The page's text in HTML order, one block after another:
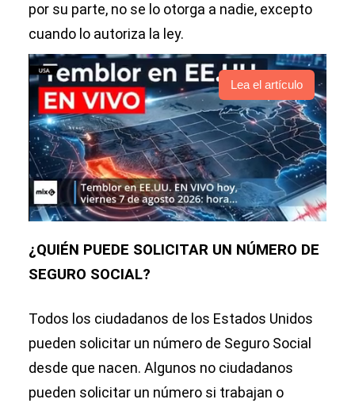
por su parte, no se lo otorga a nadie, excepto
cuando lo autoriza la ley.
Lea el artículo
¿QUIÉN PUEDE SOLICITAR UN NÚMERO DE
SEGURO SOCIAL?
Todos los ciudadanos de los Estados Unidos
pueden solicitar un número de Seguro Social
desde que nacen. Algunos no ciudadanos
pueden solicitar un número si trabajan o